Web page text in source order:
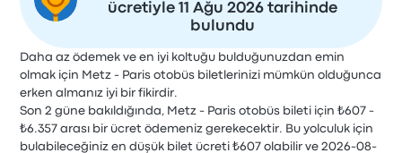
ücretiyle 11 Ağu 2026 tarihinde
bulundu
Daha az ödemek ve en iyi koltuğu bulduğunuzdan emin
olmak için Metz - Paris otobüs biletlerinizi mümkün olduğunca
erken almanız iyi bir fikirdir.
Son 2 güne bakıldığında, Metz - Paris otobüs bileti için ₺607 -
₺6.357 arası bir ücret ödemeniz gerekecektir. Bu yolculuk için
bulabileceğiniz en düşük bilet ücreti ₺607 olabilir ve 2026-08-